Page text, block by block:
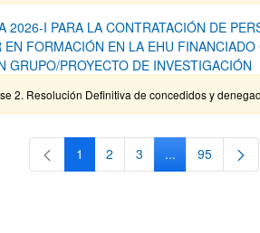
2026-I PARA LA CONTRATACIÓN DE
EN FORMACIÓN EN LA EHU
GRUPO/PROYECTO DE INVESTIGACIÓN
2. Resolución Definitiva de concedidos y
Página
1 Página
2 Página
3 ...PáginasPágina
95